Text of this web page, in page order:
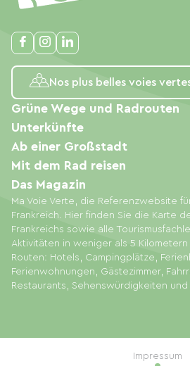
Nos plus belles voies
Ma Voie Verte, die Referenzwebsite
Frankreich. Hier finden Sie die Karte
Frankreichs sowie alle
Aktivitäten in weniger als 5
Routen: Hotels, Campingplätze,
Ferienwohnungen, Gästezimmer,
Restaurants, Sehenswürdigkeiten und
Grüne Wege und Radrouten
Unterkünfte
Ab einer Großstadt
Mit dem Rad reisen
Das Magazin
Impressum